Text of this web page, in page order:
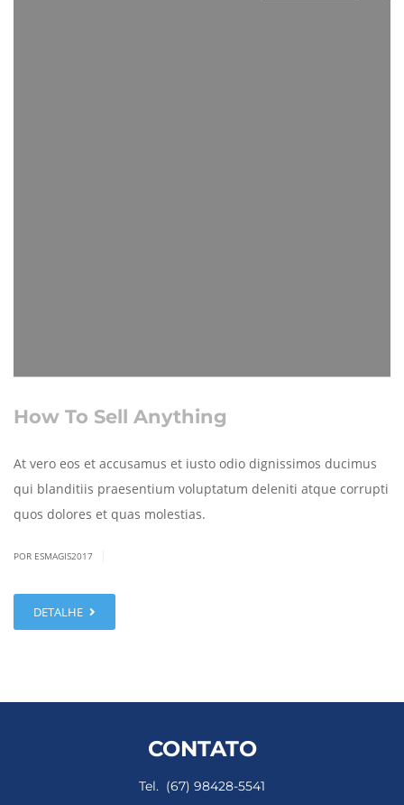
How To Sell Anything
At vero eos et accusamus et iusto odio dignissimos ducimus
qui blanditiis praesentium voluptatum deleniti atque corrupti
quos dolores et quas molestias.
POR ESMAGIS2017
DETALHE
CONTATO
Tel. (67) 98428-5541